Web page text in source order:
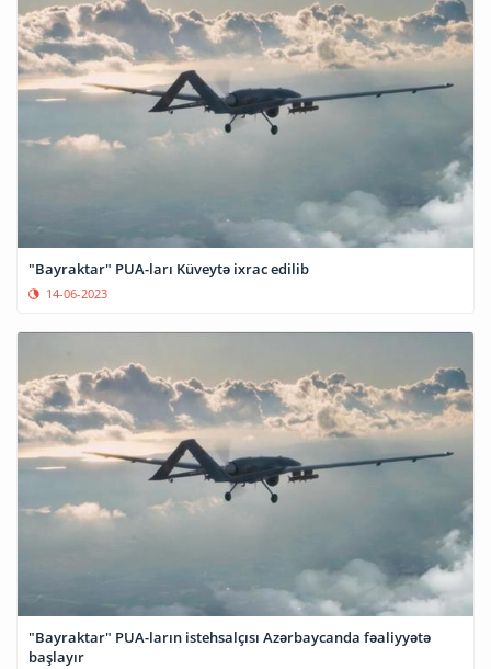
"Bayraktar" PUA-ları Küveytə ixrac edilib
14-06-2023
"Bayraktar" PUA-ların istehsalçısı Azərbaycanda fəaliyyətə
başlayır